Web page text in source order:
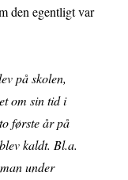
den egentligt var
på skolen,
om sin tid i
første år på
kaldt. Bl.a.
under